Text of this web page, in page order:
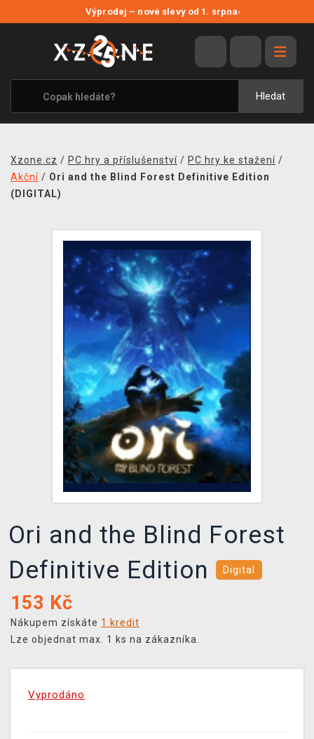
Výprodej – nové slevy od 1. srpna›
Hledat
VÝPRODEJ
VIDEOHRY
XZONE ORIGINALS
TÉMATIKY
MERCHANDISE
KONTAKT
DOPRAVA
XZONE KLUB
TCG & BOARDGAME HUB
VÝKUP HER (BAZAR)
Xzone.cz / PC hry a příslušenství / PC hry ke stažení /
Akční / Ori and the Blind Forest Definitive Edition
(DIGITAL)
Ori and the Blind Forest
Definitive Edition
Digital
153 Kč
Nákupem získáte 1 kredit
Lze objednat max. 1 ks na zákazníka.
Vyprodáno